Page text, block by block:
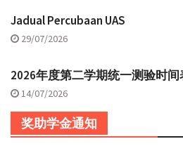
Jadual Percubaan UAS
29/07/2026
2026年度第二学期统一测验时间
14/07/2026
奖助学金通知